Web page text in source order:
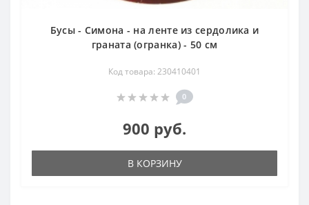
Бусы - Симона - на ленте из сердолика и
граната (огранка) - 50 см
Код товара: 230410401
0
900 руб.
В КОРЗИНУ